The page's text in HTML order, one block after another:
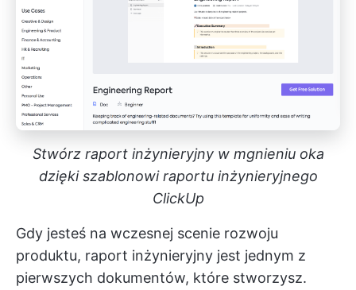
Stwórz raport inżynieryjny w mgnieniu oka
dzięki szablonowi raportu inżynieryjnego
ClickUp
Gdy jesteś na wczesnej scenie rozwoju
produktu, raport inżynieryjny jest jednym z
pierwszych dokumentów, które stworzysz.